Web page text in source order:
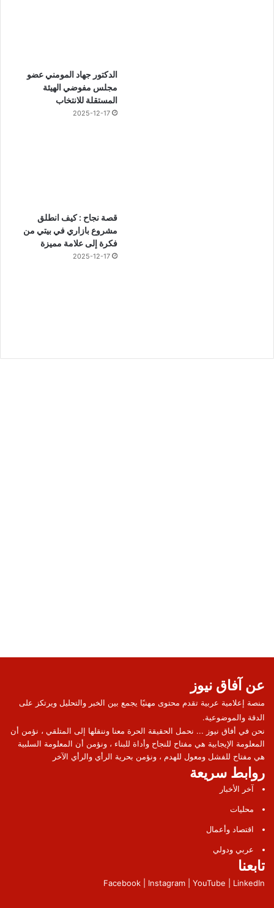
الدكتور جهاد المومني عضو
مجلس مفوضي الهيئة
المستقلة للانتخاب
2025-12-17
قصة نجاح : كيف انطلق
مشروع بازاري في بيتي من
فكرة إلى علامة مميزة
2025-12-17
عن آفاق نيوز
منصة إعلامية عربية تقدم محتوى مهنيًا يجمع بين الخبر والتحليل ويرتكز على
الدقة والموضوعية.
نحن في أفاق نيوز ... نحمل الحقيقة الحرة معنا وننقلها إلى المتلقي ، نؤمن أن
المعلومة الإيجابية هي مفتاح للنجاح وأداة للبناء ، ونؤمن أن المعلومة السلبية
هي مفتاح للفشل ومعول للهدم ، ونؤمن بحرية الرأي والرأي الآخر
روابط سريعة
آخر الأخبار
محليات
اقتصاد وأعمال
عربي ودولي
تابعنا
Facebook | Instagram | YouTube | LinkedIn